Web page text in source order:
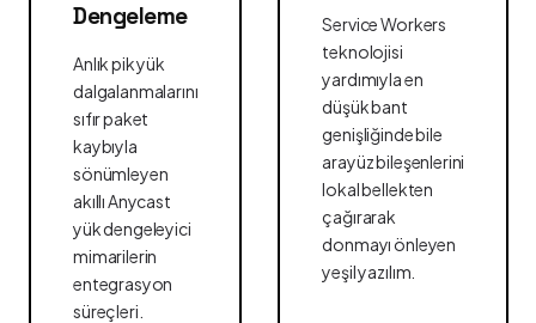
Dengeleme
Anlık pik yük
dalgalanmalarını
sıfır paket
kaybıyla
sönümleyen
akıllı Anycast
yük dengeleyici
mimarilerin
entegrasyon
süreçleri.
Service Workers
teknolojisi
yardımıyla en
düşük bant
genişliğinde bile
arayüz bileşenlerini
lokal bellekten
çağırarak
donmayı önleyen
yeşil yazılım.